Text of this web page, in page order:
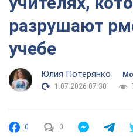
разрушают
учебе
Юлия Потерянко
1.07.2026 07:30
0 0